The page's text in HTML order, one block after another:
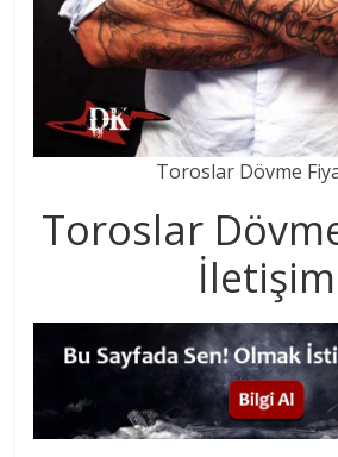
Toroslar Dövme
Toroslar
İletişim